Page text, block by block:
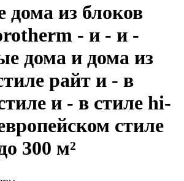
из блоков
- и - и -
дома и дома из
райт и - в
и - в стиле hi-
стиле
300 м²